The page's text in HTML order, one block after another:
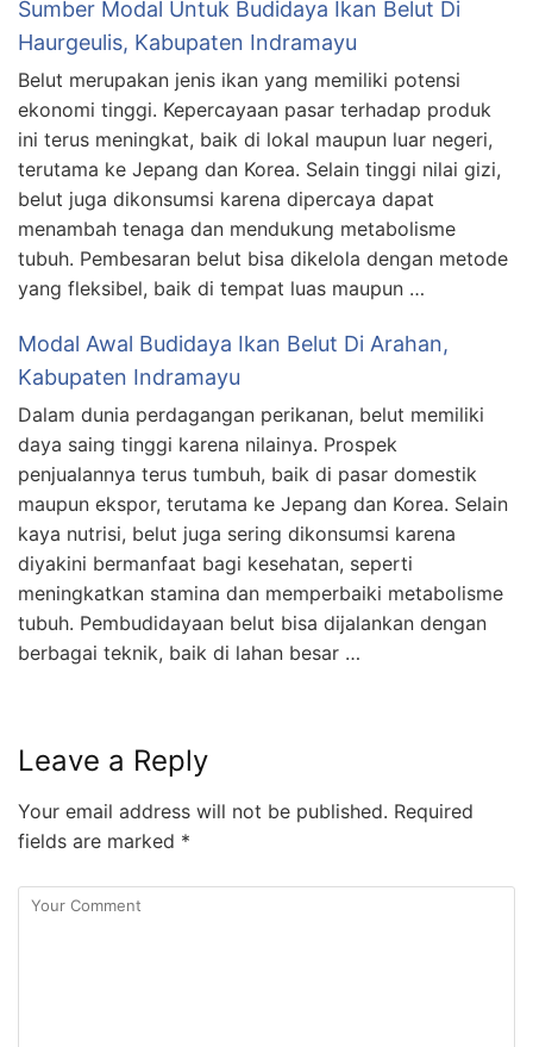
Sumber Modal Untuk Budidaya Ikan Belut Di
Haurgeulis, Kabupaten Indramayu
Belut merupakan jenis ikan yang memiliki potensi
ekonomi tinggi. Kepercayaan pasar terhadap produk
ini terus meningkat, baik di lokal maupun luar negeri,
terutama ke Jepang dan Korea. Selain tinggi nilai gizi,
belut juga dikonsumsi karena dipercaya dapat
menambah tenaga dan mendukung metabolisme
tubuh. Pembesaran belut bisa dikelola dengan metode
yang fleksibel, baik di tempat luas maupun …
Modal Awal Budidaya Ikan Belut Di Arahan,
Kabupaten Indramayu
Dalam dunia perdagangan perikanan, belut memiliki
daya saing tinggi karena nilainya. Prospek
penjualannya terus tumbuh, baik di pasar domestik
maupun ekspor, terutama ke Jepang dan Korea. Selain
kaya nutrisi, belut juga sering dikonsumsi karena
diyakini bermanfaat bagi kesehatan, seperti
meningkatkan stamina dan memperbaiki metabolisme
tubuh. Pembudidayaan belut bisa dijalankan dengan
berbagai teknik, baik di lahan besar …
Leave a Reply
Your email address will not be published. Required
fields are marked *